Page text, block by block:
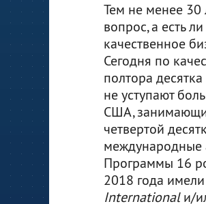
Тем не менее 30
вопрос, а есть
качественное
Сегодня по
полтора
не уступают
США,
четвертой
международные
Программы 16
2018 года
Internationalи/